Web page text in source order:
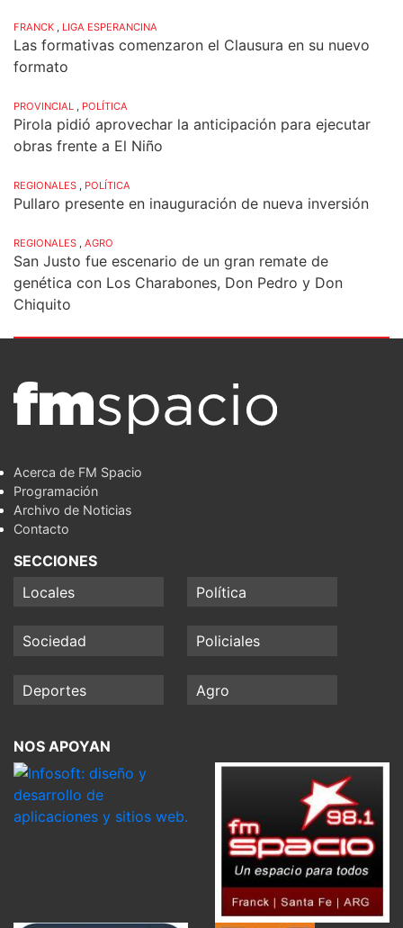
FRANCK , LIGA ESPERANCINA
Las formativas comenzaron el Clausura en su nuevo
formato
PROVINCIAL , POLÍTICA
Pirola pidió aprovechar la anticipación para ejecutar
obras frente a El Niño
REGIONALES , POLÍTICA
Pullaro presente en inauguración de nueva inversión
REGIONALES , AGRO
San Justo fue escenario de un gran remate de
genética con Los Charabones, Don Pedro y Don
Chiquito
Acerca de FM Spacio
Programación
Archivo de Noticias
Contacto
SECCIONES
Locales
Política
Sociedad Policiales
Deportes Agro
NOS APOYAN